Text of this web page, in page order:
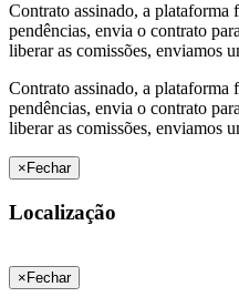
Contrato assinado, a
pendências, envia o contrato
liberar as comissões, enviamos
Contrato assinado, a
pendências, envia o contrato
liberar as comissões, enviamos
× Fechar
Localização
× Fechar